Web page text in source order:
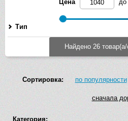
Цена до
Тип
Найдено 26
Сортировка: по популярности
сначала
Категория: